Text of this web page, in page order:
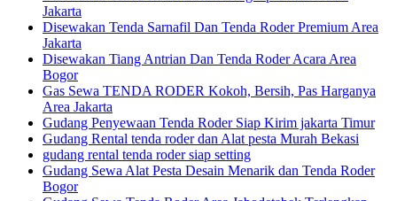
Jakarta
Disewakan Tenda Sarnafil Dan Tenda Roder Premium Area
Jakarta
Disewakan Tiang Antrian Dan Tenda Roder Acara Area
Bogor
Gas Sewa TENDA RODER Kokoh, Bersih, Pas Harganya
Area Jakarta
Gudang Penyewaan Tenda Roder Siap Kirim jakarta Timur
Gudang Rental tenda roder dan Alat pesta Murah Bekasi
gudang rental tenda roder siap setting
Gudang Sewa Alat Pesta Desain Menarik dan Tenda Roder
Bogor